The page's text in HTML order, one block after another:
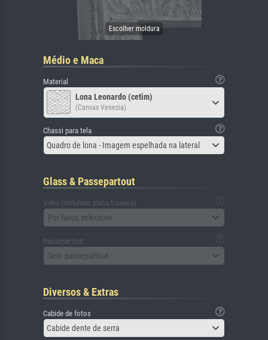
Médio e Maca
Material
Lona Leonardo (cetim)
(Canvas Venezia)
Chassi para tela
Quadro de lona - Imagem espelhada na lateral
Glass & Passepartout
Vidro (incluindo placa traseira)
Por favor, selecione
Passepartout
Sem passepartout
Diversos & Extras
Cabide de fotos
Cabide dente de serra